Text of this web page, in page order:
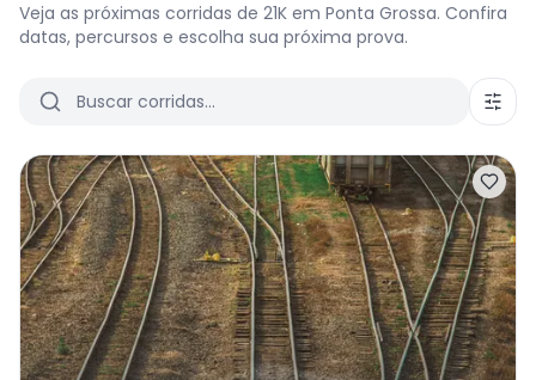
Veja as próximas corridas de 21K em Ponta Grossa. Confira
datas, percursos e escolha sua próxima prova.